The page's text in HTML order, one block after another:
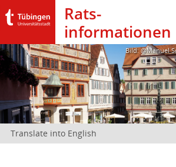
Rats­
informationen
Bild: @Manuel
Translate into English